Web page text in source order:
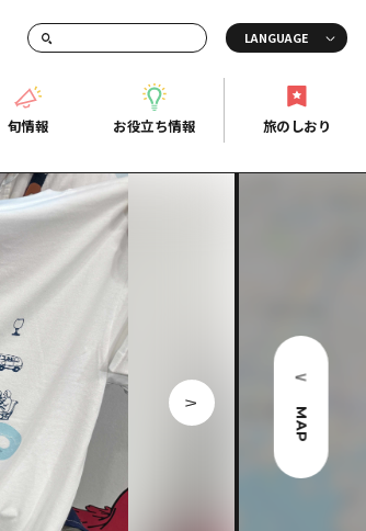
旬情報
お役立ち情報
ガイドブック
広島県の魅力を動画でご紹介！
よくあるご質問
メディア掲載情報
フォトダウンロード
関連リンク
旅のしおり
MAP